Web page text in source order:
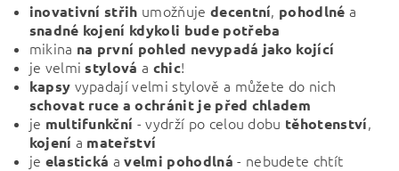
inovativní střih umožňuje decentní, pohodlné a
snadné kojení kdykoli bude potřeba
mikina na první pohled nevypadá jako kojící
je velmistylová a chic!
kapsy vypadají velmi stylově a můžete do nich
schovat ruce a ochránit je před chladem
je multifunkční - vydrží po celou dobu těhotenství,
kojení a mateřství
je elastická avelmi pohodlná - nebudete chtít